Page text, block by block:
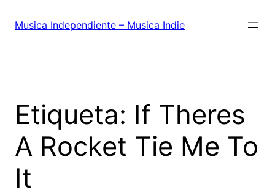
Musica Independiente – Musica Indie
Etiqueta: If Theres
A Rocket Tie Me To
It